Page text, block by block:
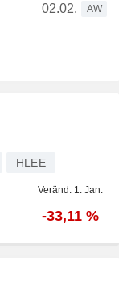
02.02.
AW
HLEE
Veränd. 1. Jan.
-33,11 %